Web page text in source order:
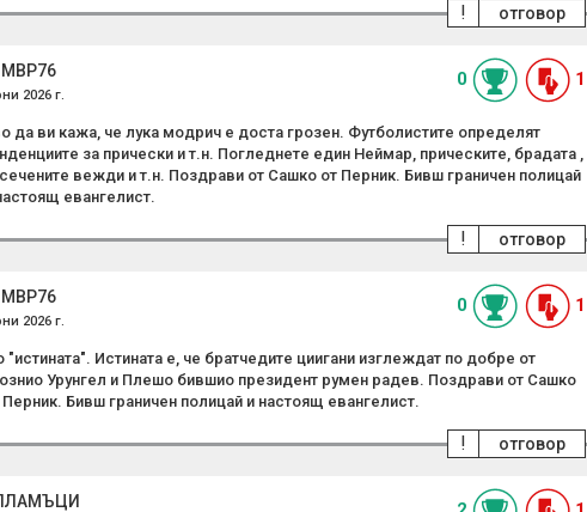
отговор
!
МВР76
2026 г.
0 1
да ви кажа, че лука модрич е доста грозен. Футболистите определят
за прически и т.н. Погледнете един Неймар, прическите, брадата ,
вежди и т.н. Поздрави от Сашко от Перник. Бивш граничен полицай
евангелист.
отговор
!
МВР76
2026 г.
0 1
"истината". Истината е, че братчедите циигани изглеждат по добре от
Урунгел и Плешо бившио президент румен радев. Поздрави от Сашко
Перник. Бивш граничен полицай и настоящ евангелист.
отговор
!